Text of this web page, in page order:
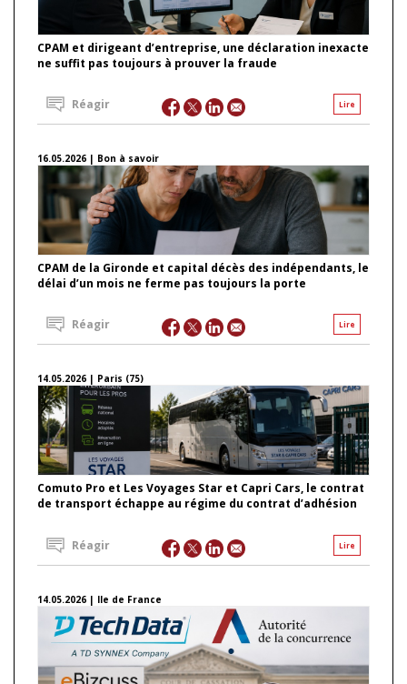
CPAM et dirigeant d’entreprise, une déclaration inexacte
ne suffit pas toujours à prouver la fraude
Lire
Réagir
16.05.2026 | Bon à savoir
CPAM de la Gironde et capital décès des indépendants, le
délai d’un mois ne ferme pas toujours la porte
Lire
Réagir
14.05.2026 | Paris (75)
Comuto Pro et Les Voyages Star et Capri Cars, le contrat
de transport échappe au régime du contrat d’adhésion
Lire
Réagir
14.05.2026 | Ile de France